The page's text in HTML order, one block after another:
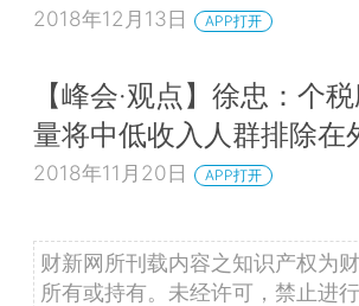
2018年12月13日 APP打开
【峰会·观点】徐忠：个
量将中低收入人群排除在
2018年11月20日 APP打开
财新网所刊载内容之知识产权为
所有或持有。未经许可，禁止进